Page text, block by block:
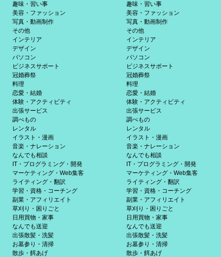
趣味・習い事
美容・ファッション
写真・動画制作
その他
インテリア
デザイン
パソコン
ビジネスサポート
冠婚葬祭
料理
恋愛・結婚
体験・アクティビティ
出張サービス
調べもの
レンタル
イラスト・漫画
音楽・ナレーション
なんでも相談
IT・プログラミング・開発
マーケティング・Web集客
ライティング・翻訳
学習・資格・コーチング
副業・アフィリエイト
草刈り・困りごと
日用買物・家事
なんでも送迎
出張散髪・洗髪
お墓参り・清掃
散歩・餌あげ
趣味・習い事
美容・ファッション
写真・動画制作
その他
インテリア
デザイン
パソコン
ビジネスサポート
冠婚葬祭
料理
恋愛・結婚
体験・アクティビティ
出張サービス
調べもの
レンタル
イラスト・漫画
音楽・ナレーション
なんでも相談
IT・プログラミング・開発
マーケティング・Web集客
ライティング・翻訳
学習・資格・コーチング
副業・アフィリエイト
草刈り・困りごと
日用買物・家事
なんでも送迎
出張散髪・洗髪
お墓参り・清掃
散歩・餌あげ